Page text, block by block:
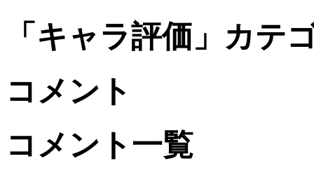
「キャラ評価」カテ
コメント
コメント一覧